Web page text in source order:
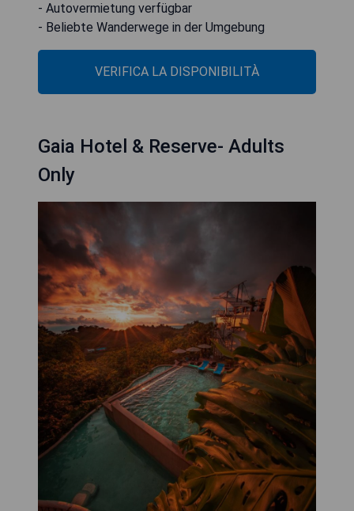
- Autovermietung verfügbar
- Beliebte Wanderwege in der Umgebung
VERIFICA LA DISPONIBILITÀ
Gaia Hotel & Reserve- Adults
Only